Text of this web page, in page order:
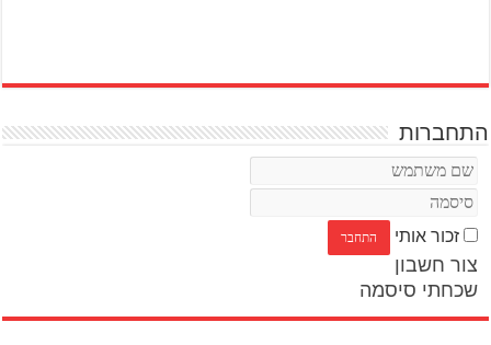
התחברות
זכור אותי
צור חשבון
שכחתי סיסמה